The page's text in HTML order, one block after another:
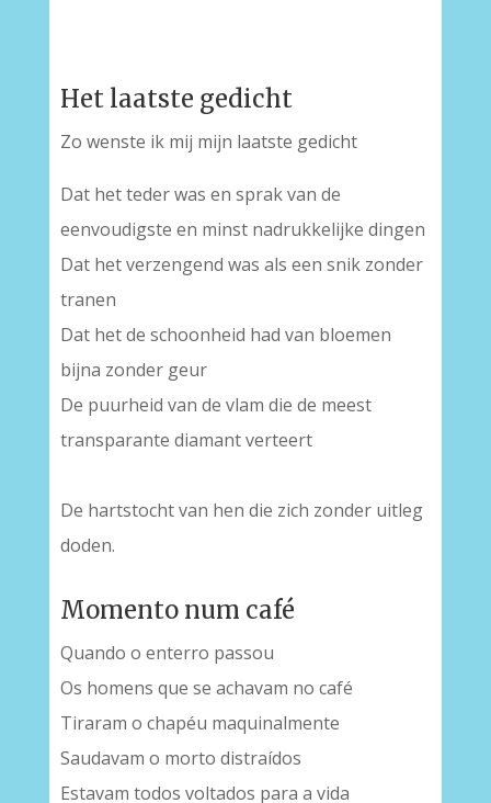
Het laatste gedicht
Zo wenste ik mij mijn laatste gedicht
Dat het teder was en sprak van de
eenvoudigste en minst nadrukkelijke dingen
Dat het verzengend was als een snik zonder
tranen
Dat het de schoonheid had van bloemen
bijna zonder geur
De puurheid van de vlam die de meest
transparante diamant verteert
De hartstocht van hen die zich zonder uitleg
doden.
Momento num café
Quando o enterro passou
Os homens que se achavam no café
Tiraram o chapéu maquinalmente
Saudavam o morto distraídos
Estavam todos voltados para a vida